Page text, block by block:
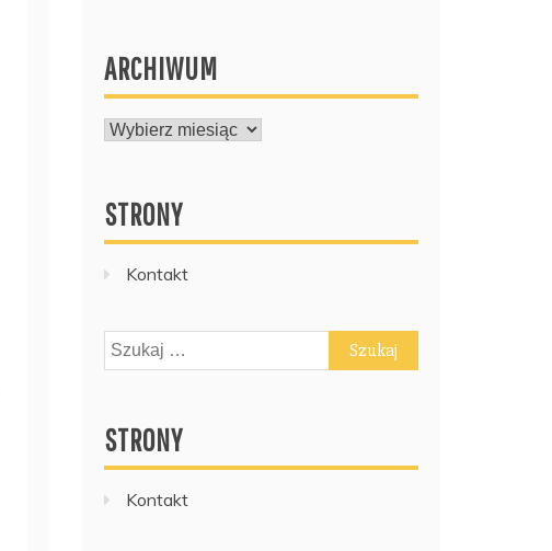
ARCHIWUM
ARCHIWUM
STRONY
Kontakt
Szukaj:
STRONY
Kontakt